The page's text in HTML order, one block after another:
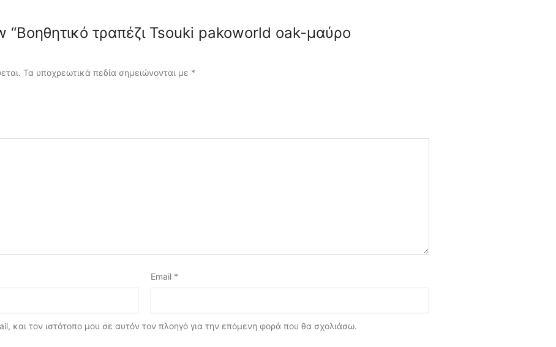
τραπέζι Tsouki pakoworld oak-μαύρο
Τα υποχρεωτικά πεδία σημειώνονται με *
Email *
και τον ιστότοπο μου σε αυτόν τον πλοηγό για την επόμενη φορά που θα σχολιάσω.